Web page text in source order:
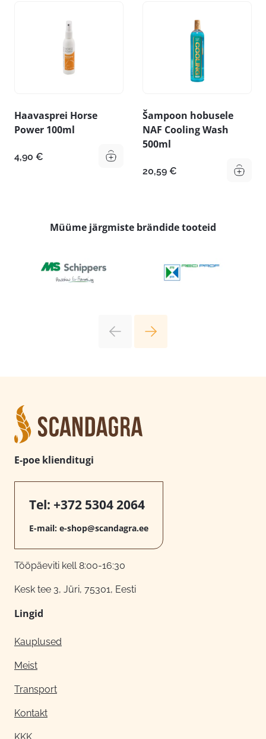
Haavasprei Horse
Power 100ml
4,90 €
Šampoon hobusele
NAF Cooling Wash
500ml
20,59 €
Müüme järgmiste brändide tooteid
E-poe klienditugi
Tel: +372 5304 2064
E-mail: e-shop@scandagra.ee
Tööpäeviti kell 8:00-16:30
Kesk tee 3, Jüri, 75301, Eesti
Lingid
Kauplused
Meist
Transport
Kontakt